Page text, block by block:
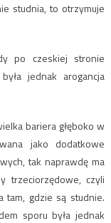
studnia, to otrzymuje
po czeskiej stronie
jednak arogancja
bariera głęboko w
jako dodatkowe
tak naprawdę ma
trzeciorzędowe, czyli
tam, gdzie są studnie.
sporu była jednak